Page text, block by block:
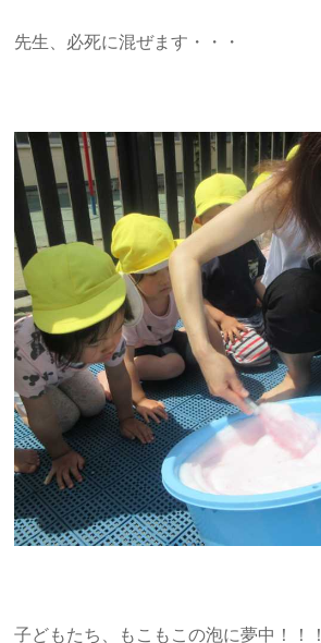
先生、必死に混ぜます・・・
子どもたち、もこもこの泡に夢中！！！